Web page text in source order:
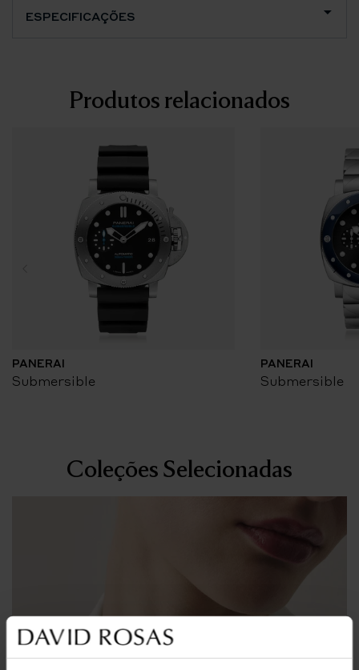
ESPECIFICAÇÕES
Produtos relacionados
PANERAI
Submersible
PANERAI
Submersible
Coleções Selecionadas